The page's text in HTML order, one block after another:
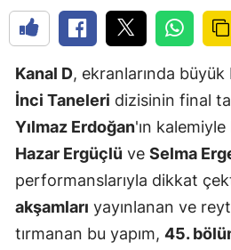
Kanal D, ekranlarında
İnci Taneleri dizisinin final
Yılmaz Erdoğan'ın
Hazar Ergüçlü ve Selma
performanslarıyla dikkat
akşamları yayınlanan ve
tırmanan bu yapım, 45.